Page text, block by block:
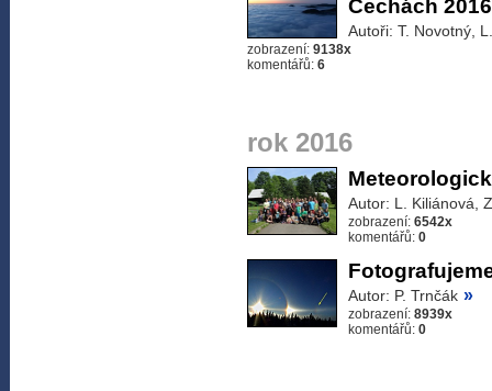
Čechách 2016
Autoři: T. Novotný,
zobrazení: 9138x
komentářů: 6
rok 2016
Autor: L. Kiliánová,
zobrazení: 6542x
komentářů: 0
Autor: P. Trnčák »
zobrazení: 8939x
komentářů: 0